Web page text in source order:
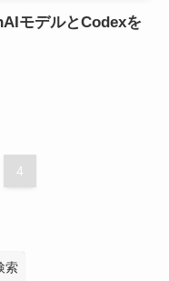
モデルとCodexを
4
索